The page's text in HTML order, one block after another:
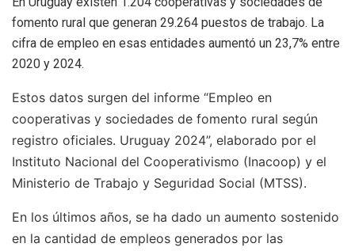
fomento rural que generan 29.264 puestos de trabajo. La
cifra de empleo en esas entidades aumentó un 23,7% entre
2020 y 2024.
Estos datos surgen del informe “Empleo en
cooperativas y sociedades de fomento rural según
registro oficiales. Uruguay 2024”, elaborado por el
Instituto Nacional del Cooperativismo (Inacoop) y el
Ministerio de Trabajo y Seguridad Social (MTSS).
En los últimos años, se ha dado un aumento sostenido
en la cantidad de empleos generados por las